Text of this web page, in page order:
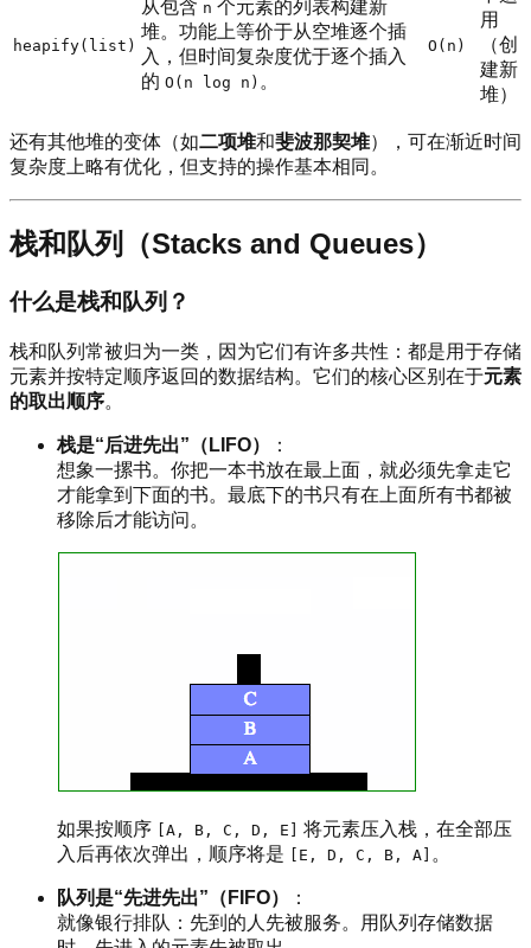
heapify(list)
从包含 n 个元素的列表构建新
堆。功能上等价于从空堆逐个插
入，但时间复杂度优于逐个插入
的 O(n log n) 。
O(n)
用
（创
建新
堆）
还有其他堆的变体（如二项堆和斐波那契堆），可在渐近时间
复杂度上略有优化，但支持的操作基本相同。
栈和队列（Stacks and Queues）
什么是栈和队列？
栈和队列常被归为一类，因为它们有许多共性：都是用于存储
元素并按特定顺序返回的数据结构。它们的核心区别在于元素
的取出顺序。
栈是“后进先出”（LIFO）
：
想象一摞书。你把一本书放在最上面，就必须先拿走它
才能拿到下面的书。最底下的书只有在上面所有书都被
移除后才能访问。
如果按顺序 [A, B, C, D, E]
将元素压入栈，在全部压
入后再依次弹出，顺序将是
[E, D, C, B, A] 。
队列是“先进先出”（FIFO）
：
就像银行排队：先到的人先被服务。用队列存储数据